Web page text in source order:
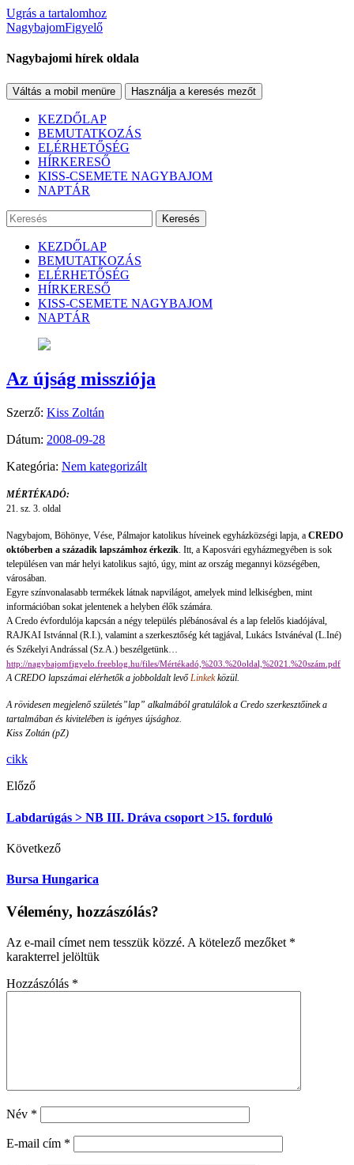
Ugrás a tartalomhoz
NagybajomFigyelő
Nagybajomi hírek oldala
Váltás a mobil menüre Használja a keresés mezőt
KEZDŐLAP
BEMUTATKOZÁS
ELÉRHETŐSÉG
HÍRKERESŐ
KISS-CSEMETE NAGYBAJOM
NAPTÁR
Keresés
KEZDŐLAP
BEMUTATKOZÁS
ELÉRHETŐSÉG
HÍRKERESŐ
KISS-CSEMETE NAGYBAJOM
NAPTÁR
Az újság missziója
Szerző: Kiss Zoltán
Dátum: 2008-09-28
Kategória: Nem kategorizált
MÉRTÉKADÓ:
21. sz. 3. oldal
Nagybajom, Böhönye, Vése, Pálmajor katolikus híveinek egyházközségi lapja, a CREDO
októberben a századik lapszámhoz érkezik. Itt, a Kaposvári egyházmegyében is sok
településen van már helyi katolikus sajtó, úgy, mint az ország megannyi községében,
városában.
Egyre színvonalasabb termékek látnak napvilágot, amelyek mind lelkiségben, mint
információban sokat jelentenek a helyben élők számára.
A Credo évfordulója kapcsán a négy település plébánosával és a lap felelős kiadójával,
RAJKAI Istvánnal (R.I.), valamint a szerkesztőség két tagjával, Lukács Istvánéval (L.Iné)
és Székelyi Andrással (Sz.A.) beszélgetünk…
http://nagybajomfigyelo.freeblog.hu/files/Mértékadó,%203.%20oldal,%2021.%20szám.pdf
A CREDO lapszámai elérhetők a jobboldalt levőLinkekközül.
A rövidesen megjelenő születés”lap” alkalmából gratulálok a Credo szerkesztőinek a
tartalmában és kivitelében is igényes újsághoz.
Kiss Zoltán (pZ)
cikk
Előző
Labdarúgás > NB III. Dráva csoport >15. forduló
Következő
Bursa Hungarica
Vélemény, hozzászólás?
Az e-mail címet nem tesszük közzé. A kötelező mezőket *
karakterrel jelöltük
Hozzászólás *
Név *
E-mail cím *